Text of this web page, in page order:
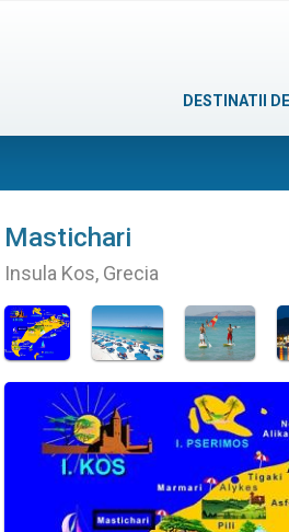
DESTINATII
Mastichari
Insula Kos, Grecia